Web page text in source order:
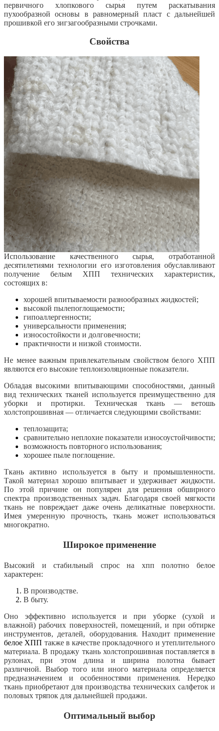
первичного хлопкового сырья путем раскатывания
пухообразной основы в равномерный пласт с дальнейшей
прошивкой его зигзагообразными строчками.
Свойства
Использование качественного сырья, отработанной
десятилетиями технологии его изготовления обуславливают
получение белым ХПП технических характеристик,
состоящих в:
хорошей впитываемости разнообразных жидкостей;
высокой пылепоглощаемости;
гипоаллергенности;
универсальности применения;
износостойкости и долговечности;
практичности и низкой стоимости.
Не менее важным привлекательным свойством белого ХПП
являются его высокие теплоизоляционные показатели.
Обладая высокими впитывающими способностями, данный
вид технических тканей используется преимущественно для
уборки и протирки. Техническая ткань — ветошь
холстопрошивная — отличается следующими свойствами:
теплозащита;
сравнительно неплохие показатели износоустойчивости;
возможность повторного использования;
хорошее пыле поглощение.
Ткань активно используется в быту и промышленности.
Такой материал хорошо впитывает и удерживает жидкости.
По этой причине он популярен для решения обширного
спектра производственных задач. Благодаря своей мягкости
ткань не повреждает даже очень деликатные поверхности.
Имея умеренную прочность, ткань может использоваться
многократно.
Широкое применение
Высокий и стабильный спрос на хпп полотно белое
характерен:
В производстве.
В быту.
Оно эффективно используется и при уборке (сухой и
влажной) рабочих поверхностей, помещений, и при обтирке
инструментов, деталей, оборудования. Находит применение
белое ХПП также в качестве прокладочного и утеплительного
материала. В продажу ткань холстопрошивная поставляется в
рулонах, при этом длина и ширина полотна бывает
различной. Выбор того или иного материала определяется
предназначением и особенностями применения. Нередко
ткань приобретают для производства технических салфеток и
половых тряпок для дальнейшей продажи.
Оптимальный выбор